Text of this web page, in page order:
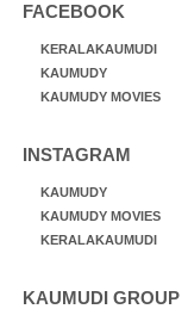
FACEBOOK
KERALAKAUMUDI
KAUMUDY
KAUMUDY MOVIES
INSTAGRAM
KAUMUDY
KAUMUDY MOVIES
KERALAKAUMUDI
KAUMUDI GROUP